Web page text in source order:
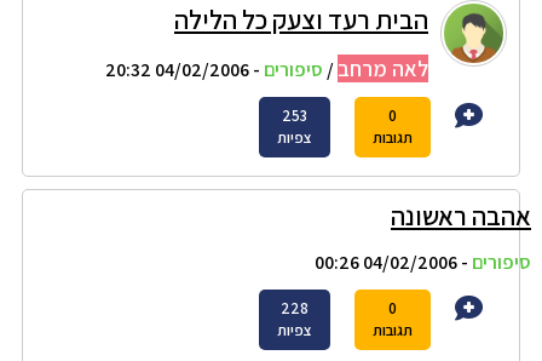
הבית רעד וצעק כל הלילה
לאה מרחב/ סיפורים - 04/02/2006 20:32
0
תגובות
253
צפיות
אהבה ראשונה
סיפורים - 04/02/2006 00:26
0
תגובות
228
צפיות